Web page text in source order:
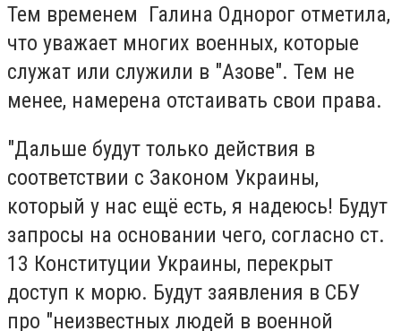
Тем временем Галина Однорог отметила,
что уважает многих военных, которые
служат или служили в "Азове". Тем не
менее, намерена отстаивать свои права.
"Дальше будут только действия в
соответствии с Законом Украины,
который у нас ещё есть, я надеюсь! Будут
запросы на основании чего, согласно ст.
13 Конституции Украины, перекрыт
доступ к морю. Будут заявления в СБУ
про "неизвестных людей в военной